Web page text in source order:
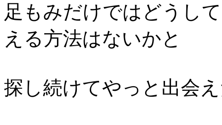
足もみだけではどうし
える方法はないかと
探し続けてやっと出会